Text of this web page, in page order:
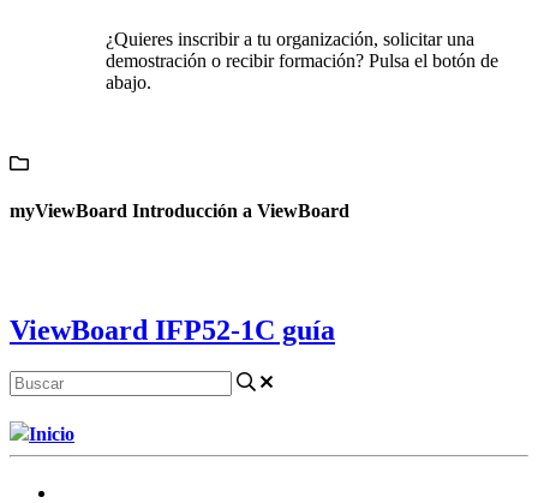
¿Quieres inscribir a tu organización, solicitar una
demostración o recibir formación? Pulsa el botón de
abajo.
myViewBoard Introducción a ViewBoard
ViewBoard IFP52-1C guía
Inicio